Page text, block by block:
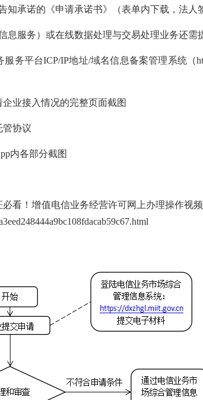
知承诺的《申请承诺书》 （表单内下载，法人
息服务）或在线数据处理与交易处理业务还需
服务平台ICP/IP地址/域名信息备案管理系统（
业接入情况的完整页面截图
管协议
内各部分截图
必看！增值电信业务经营许可网上办理操作视